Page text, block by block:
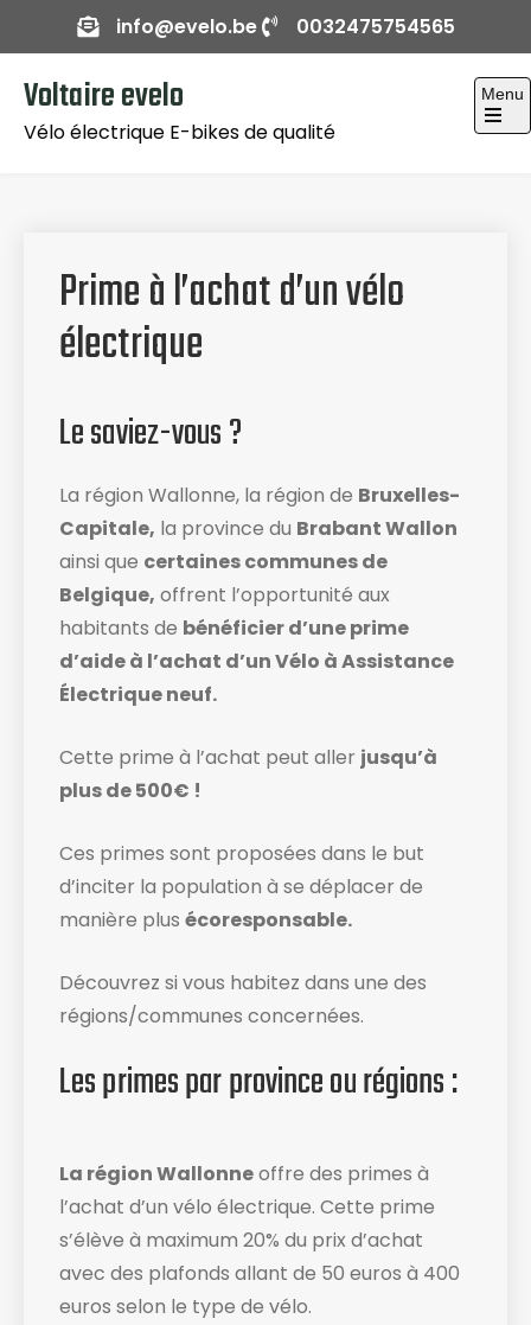
to
content
info@evelo.be 0032475754565
Voltaire evelo
Vélo électrique E-bikes de qualité
Menu
Open
Prime à l’achat d’un vélo
électrique
Le saviez-vous ?
La région Wallonne, la région de Bruxelles-
Capitale, la province du Brabant Wallon
ainsi que certaines communes de
Belgique, offrent l’opportunité aux
habitants de bénéficier d’une prime
d’aide à l’achat d’un Vélo à Assistance
Électrique neuf.
Cette prime à l’achat peut aller jusqu’à
plus de 500€ !
Ces primes sont proposées dans le but
d’inciter la population à se déplacer de
manière plus écoresponsable.
Découvrez si vous habitez dans une des
régions/communes concernées.
Les primes par province ou régions :
La région Wallonneoffre des primes à
l’achat d’un vélo électrique. Cette prime
s’élève à maximum 20% du prix d’achat
avec des plafonds allant de 50 euros à 400
euros selon le type de vélo.